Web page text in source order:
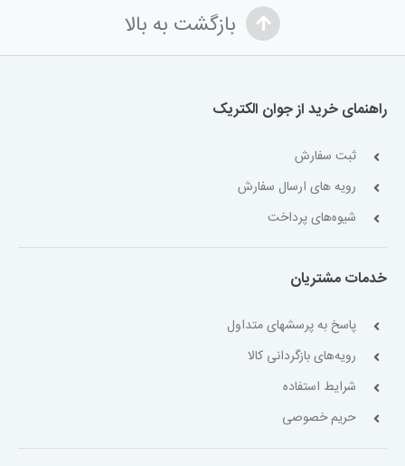
بازگشت به بالا
راهنمای خرید از جوان الکتریک
ثبت سفارش
رویه های ارسال سفارش
شیوه‌های پرداخت
خدمات مشتریان
پاسخ به پرسشهای متداول
رویه‌های بازگردانی کالا
شرایط استفاده
حریم خصوصی